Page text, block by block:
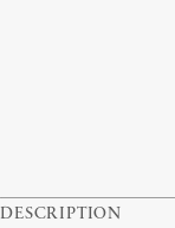
DESCRIPTION